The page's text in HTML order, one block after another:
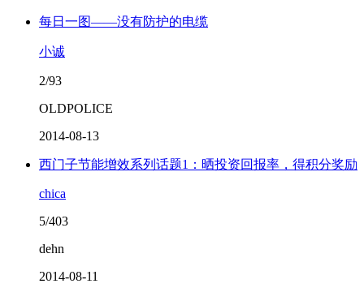
每日一图——没有防护的电缆
小诚
2/93
OLDPOLICE
2014-08-13
西门子节能增效系列话题1：晒投资回报率，得积分奖励
chica
5/403
dehn
2014-08-11